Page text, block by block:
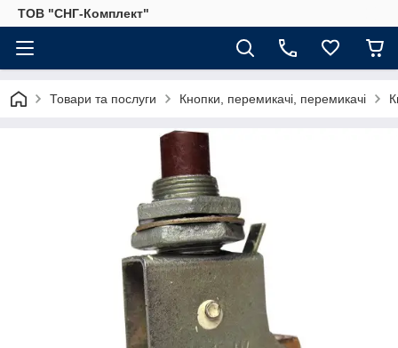
ТОВ "СНГ-Комплект"
Товари та послуги Кнопки, перемикачі, перемикачі